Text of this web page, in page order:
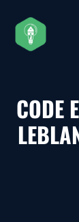
contenu
CODE